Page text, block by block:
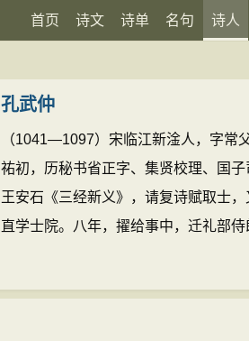
首页 诗文 诗单 名句 诗人
孔武仲
（1041—1097）宋临江新淦人，字常
祐初，历秘书省正字、集贤校理、国
王安石《三经新义》，请复诗赋取士
直学士院。八年，擢给事中，迁礼部
职，居池州卒。与兄孔文仲、弟孔平